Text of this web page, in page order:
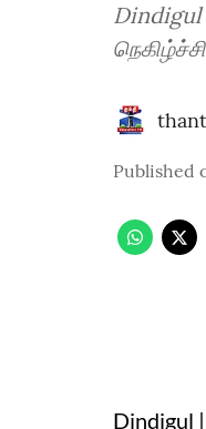
Published
Dindigul